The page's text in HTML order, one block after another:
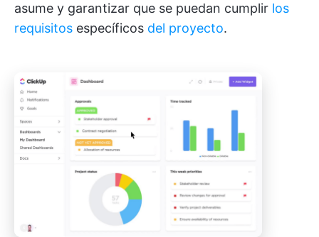
asume y garantizar que se puedan cumplir los
requisitos específicos del proyecto.